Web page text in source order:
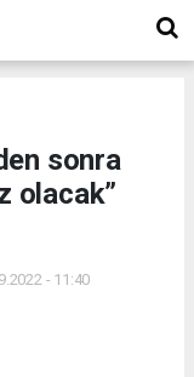
sonra
olacak”
- 11:40